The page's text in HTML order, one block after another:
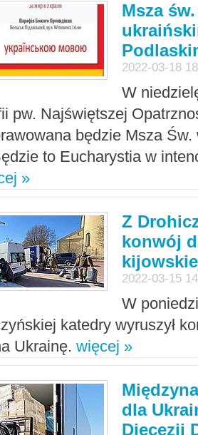
Msza
2022-03-18
W
pw. Najświętszej
będzie Msza Św.
to Eucharystia w
»
Z
konwój
2022-03-15
W
katedry wyruszył
Ukrainę. więcej »
dla
Diecezji